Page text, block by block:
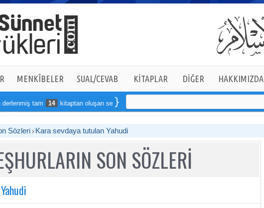
MENKÎBELER SUAL/CEVAB KİTAPLAR DİĞER HAKKIMIZDA
tam 14 kitaptan oluşan seti online sipariş verebilirsiniz
Sözleri Kara sevdaya tutulan Yahudi
SON SÖZLERİ